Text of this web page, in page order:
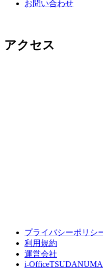
お問い合わせ
アクセス
プライバシーポリシ
利用規約
運営会社
i-OfficeTSUDANUMA